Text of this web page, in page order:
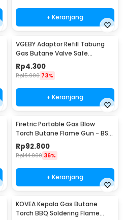
+ Keranjang
VGEBY Adaptor Refill Tabung
Gas Butane Valve Safe
Switching - TL-SA001
Rp4.300
Rp15.900 73%
+ Keranjang
Firetric Portable Gas Blow
Torch Butane Flame Gun - BS-
401
Rp92.800
Rp144.900 36%
+ Keranjang
KOVEA Kepala Gas Butane
Torch BBQ Soldering Flame